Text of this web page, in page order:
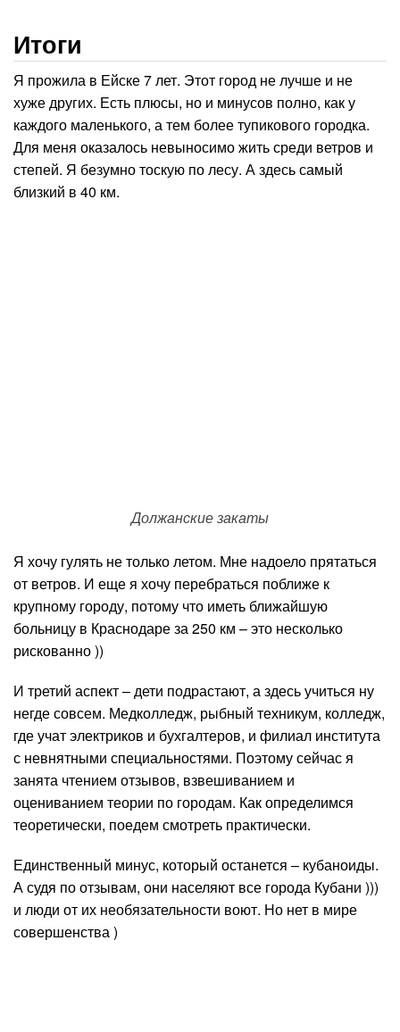
Итоги
Я прожила в Ейске 7 лет. Этот город не лучше и не
хуже других. Есть плюсы, но и минусов полно, как у
каждого маленького, а тем более тупикового городка.
Для меня оказалось невыносимо жить среди ветров и
степей. Я безумно тоскую по лесу. А здесь самый
близкий в 40 км.
Должанские закаты
Я хочу гулять не только летом. Мне надоело прятаться
от ветров. И еще я хочу перебраться поближе к
крупному городу, потому что иметь ближайшую
больницу в Краснодаре за 250 км – это несколько
рискованно ))
И третий аспект – дети подрастают, а здесь учиться ну
негде совсем. Медколледж, рыбный техникум, колледж,
где учат электриков и бухгалтеров, и филиал института
с невнятными специальностями. Поэтому сейчас я
занята чтением отзывов, взвешиванием и
оцениванием теории по городам. Как определимся
теоретически, поедем смотреть практически.
Единственный минус, который останется – кубаноиды.
А судя по отзывам, они населяют все города Кубани )))
и люди от их необязательности воют. Но нет в мире
совершенства )